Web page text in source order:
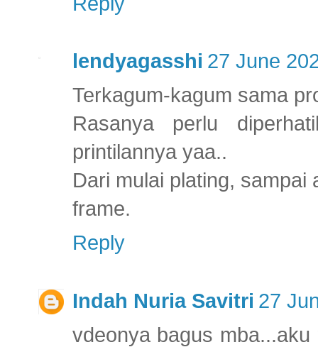
lendyagasshi 27 June
Terkagum-kagum sama
Rasanya perlu
printilannya yaa..
Dari mulai plating,
frame.
Reply
Indah Nuria Savitri 27
vdeonya bagus